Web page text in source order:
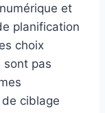
et
planification
choix
sont pas
ciblage